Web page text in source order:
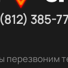
385-
перезвоним